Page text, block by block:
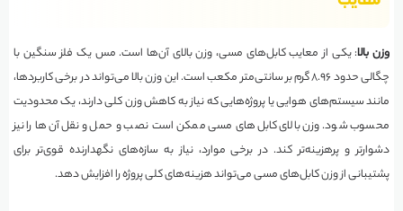
وزن بالا: یکی از معایب کابل‌های مسی، وزن بالای آن‌ها است. مس یک فلز سنگین با
چگالی حدود ۸.۹۶ گرم بر سانتی‌متر مکعب است. این وزن بالا می‌تواند در برخی کاربردها،
مانند سیستم‌های هوایی یا پروژه‌هایی که نیاز به کاهش وزن کلی دارند، یک محدودیت
محسوب شود. وزن بالای کابل‌های مسی ممکن است نصب و حمل و نقل آن‌ها را نیز
دشوارتر و پرهزینه‌تر کند. در برخی موارد، نیاز به سازه‌های نگهدارنده قوی‌تر برای
پشتیبانی از وزن کابل‌های مسی می‌تواند هزینه‌های کلی پروژه را افزایش دهد.